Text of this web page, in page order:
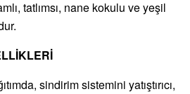
tatlımsı, nane kokulu ve yeşil
sindirim sistemini yatıştırıcı,